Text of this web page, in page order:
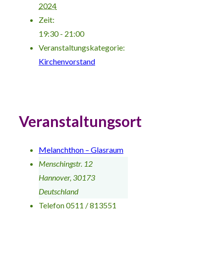
2024
Zeit:
19:30 - 21:00
Veranstaltungskategorie:
Kirchenvorstand
Veranstaltungsort
Melanchthon – Glasraum
Menschingstr. 12
Hannover,30173
Deutschland
Telefon0511 / 813551